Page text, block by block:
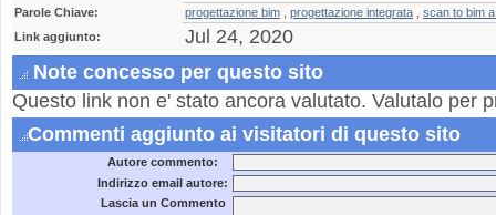
Parole Chiave: progettazione bim progettazione integrata
scan to bim
Link aggiunto:
Jul 24, 2020
Note concesso per questo sito
Questo link non e' stato ancora valutato. Valutalo per
Commenti aggiunto ai visitatori di questo sito
Autore commento:
Indirizzo email autore:
Lascia un Commento